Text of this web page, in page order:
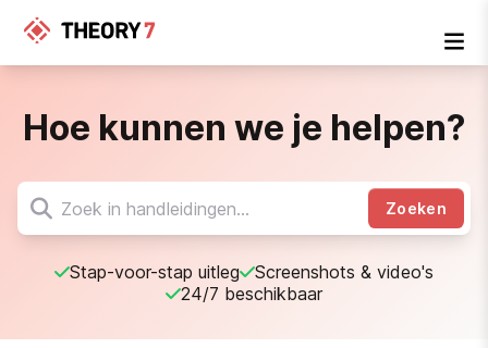
Hoe kunnen we je helpen?
Zoeken
Stap-voor-stap uitleg
Screenshots & video's
24/7 beschikbaar